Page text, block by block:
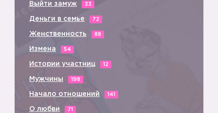
Выйти замуж 33
Деньги в семье 72
Женственность 88
Измена 54
Истории участниц 12
Мужчины 198
Начало отношений 141
О любви 71